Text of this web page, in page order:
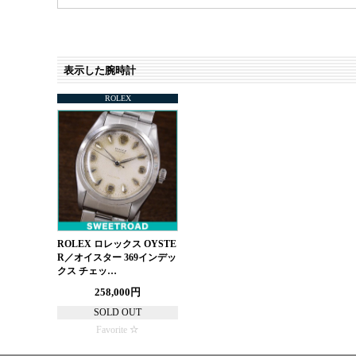
表示した腕時計
ROLEX
ROLEX ロレックス OYSTE
R／オイスター 369インデッ
クス チェッ…
258,000円
SOLD OUT
Favorite